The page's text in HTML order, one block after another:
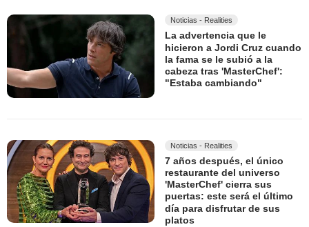
Noticias - Realities
La advertencia que le
hicieron a Jordi Cruz cuando
la fama se le subió a la
cabeza tras 'MasterChef':
"Estaba cambiando"
Noticias - Realities
7 años después, el único
restaurante del universo
'MasterChef' cierra sus
puertas: este será el último
día para disfrutar de sus
platos